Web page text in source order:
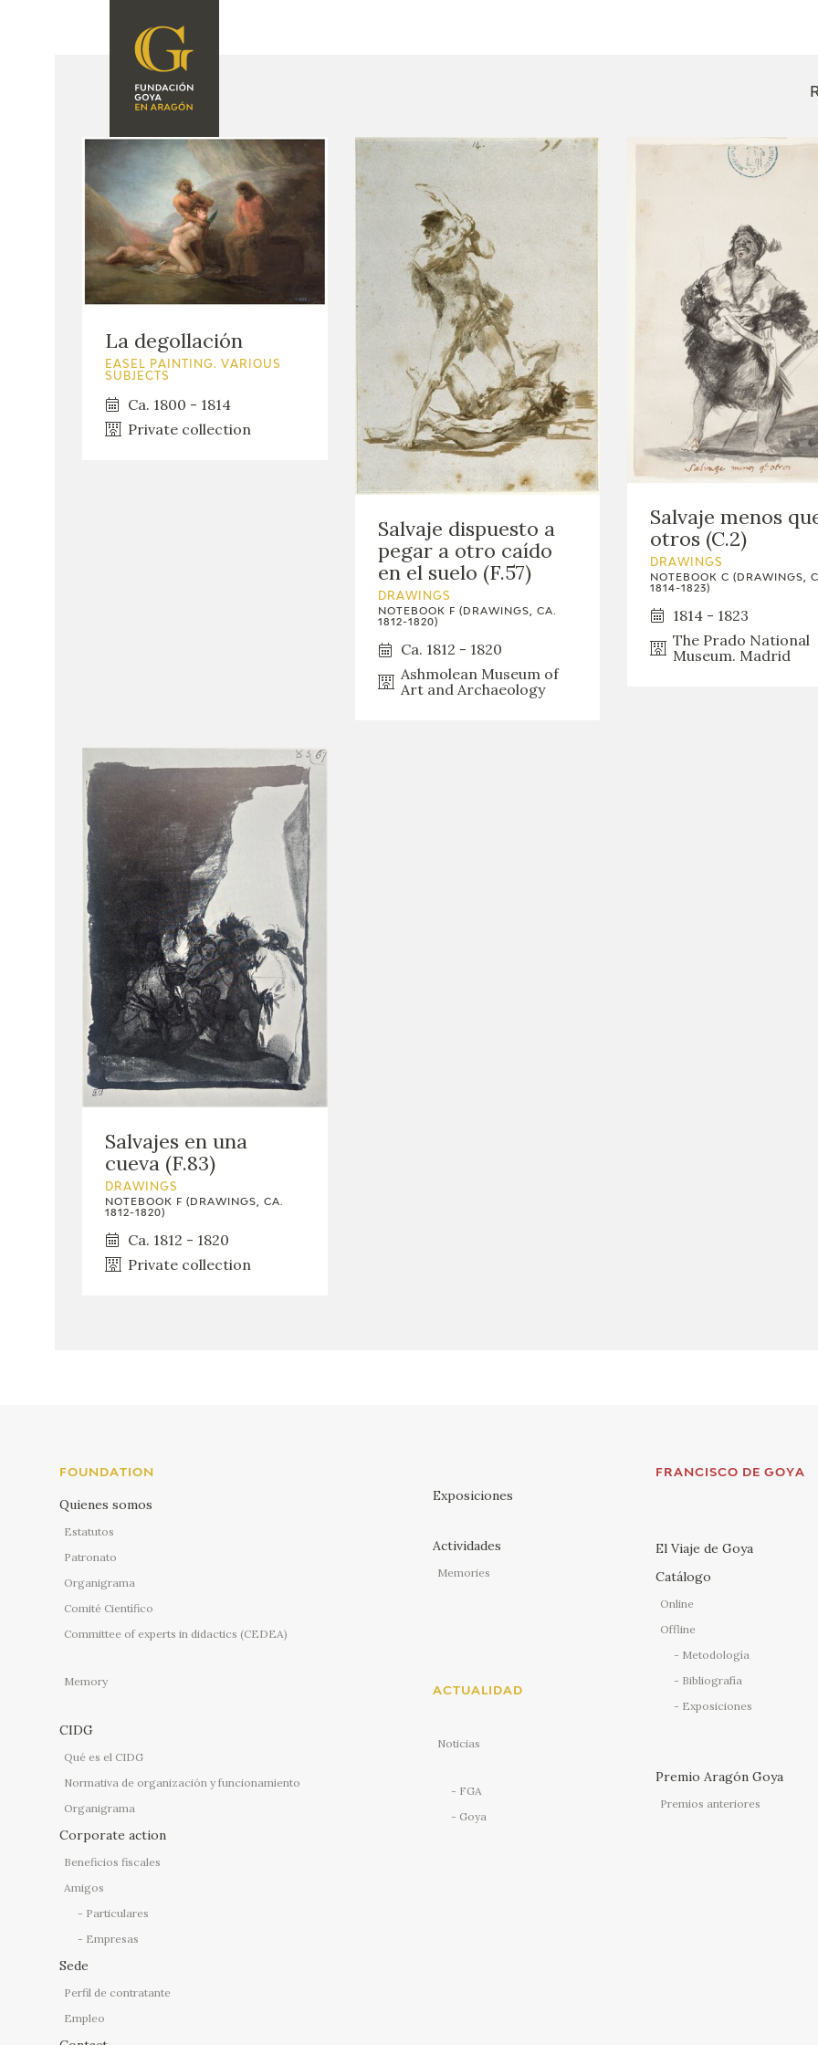
FOUNDATION
SOMOS
CORPORATE
ACTION
SEDE
ACTIVIDADES
EL VIAJE DE GOYA
PREMIO ARAGÓN
GOYA
La degollación
EASEL PAINTING. VARIOUS
SUBJECTS
Ca. 1800 - 1814
Private collection
Salvaje dispuesto a
pegar a otro caído
en el suelo (F.57)
DRAWINGS
NOTEBOOK F (DRAWINGS, CA.
1812-1820)
Ca. 1812 - 1820
Ashmolean Museum of
Art and Archaeology
Salvaje menos
otros (C.2)
DRAWINGS
NOTEBOOK C (DRAWINGS,
1814-1823)
1814 - 1823
The Prado National
Museum. Madrid
Salvajes en una
cueva (F.83)
DRAWINGS
NOTEBOOK F (DRAWINGS, CA.
1812-1820)
Ca. 1812 - 1820
Private collection
FOUNDATION
Quienes somos
Estatutos
Patronato
Organigrama
Comité Científico
Committee of experts in didactics (CEDEA)
Memory
CIDG
Qué es el CIDG
Normativa de organización y funcionamiento
Organigrama
Corporate action
Beneficios fiscales
Amigos
Particulares
Empresas
Sede
Perfil de contratante
Empleo
Exposiciones
Actividades
Memories
ACTUALIDAD
Noticias
FGA
Goya
FRANCISCO DE GOYA
El Viaje de Goya
Catálogo
Online
Offline
Metodología
Bibliografía
Exposiciones
Premio Aragón Goya
Premios anteriores